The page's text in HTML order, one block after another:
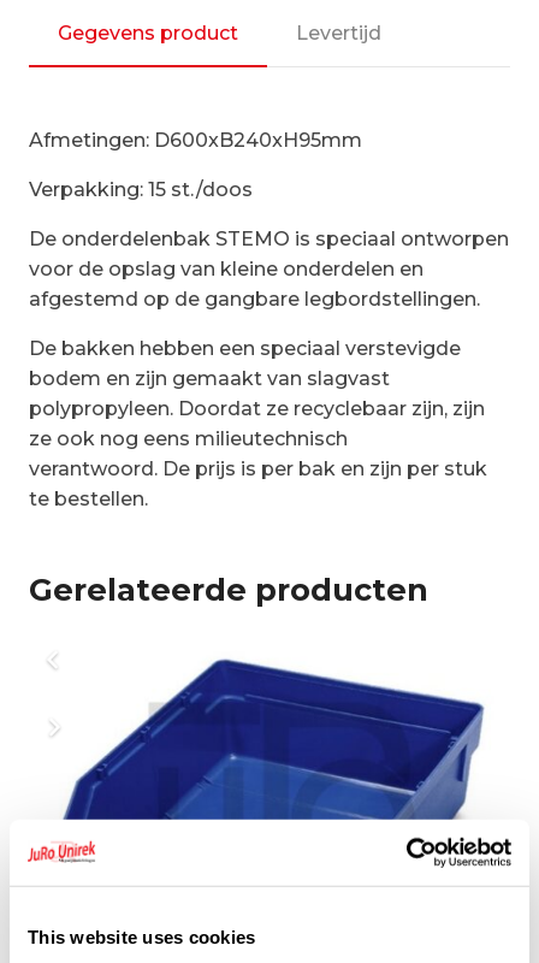
This website uses cookies
Gegevens product Levertijd
Afmetingen: D600xB240xH95mm
Verpakking: 15 st./doos
De onderdelenbak STEMO is speciaal ontworpen
voor de opslag van kleine onderdelen en
afgestemd op de gangbare legbordstellingen.
De bakken hebben een speciaal verstevigde
bodem en zijn gemaakt van slagvast
polypropyleen. Doordat ze recyclebaar zijn, zijn
ze ook nog eens milieutechnisch
verantwoord. De prijs is per bak en zijn per stuk
te bestellen.
Gerelateerde producten